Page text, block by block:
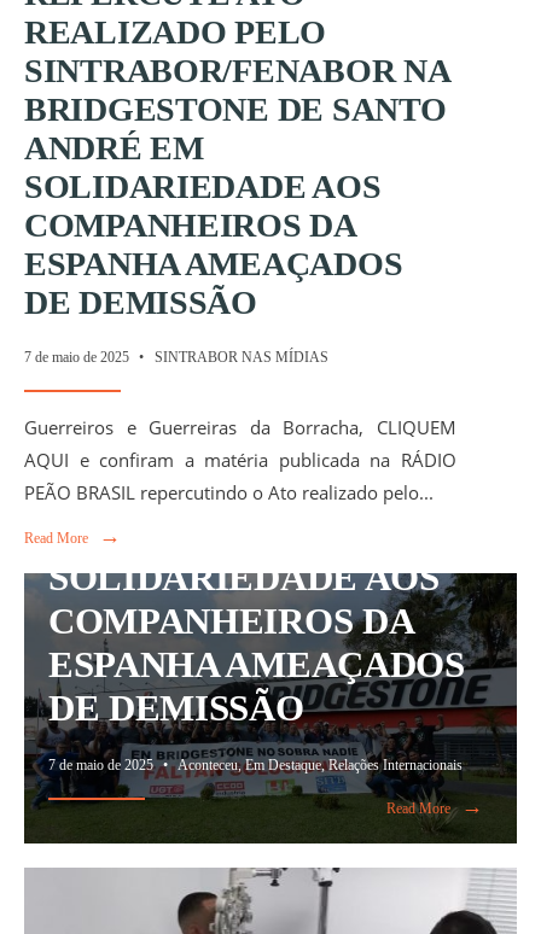
REALIZADO PELO
SINTRABOR/FENABOR NA
BRIDGESTONE DE SANTO
ANDRÉ EM
SOLIDARIEDADE AOS
COMPANHEIROS DA
ESPANHA AMEAÇADOS
DE DEMISSÃO
7 de maio de 2025 • SINTRABOR NAS MÍDIAS
Guerreiros e Guerreiras da Borracha, CLIQUEM
AQUI e confiram a matéria publicada na RÁDIO
PEÃO BRASIL repercutindo o Ato realizado pelo...
Read More →
SINTRABOR/FENABOR
REALIZAM ATO NA
BRIDGESTONE DE
SANTO ANDRÉ EM
SOLIDARIEDADE AOS
COMPANHEIROS DA
ESPANHA AMEAÇADOS
DE DEMISSÃO
7 de maio de 2025 • Aconteceu,Em Destaque,Relações Internacionais
Read More →